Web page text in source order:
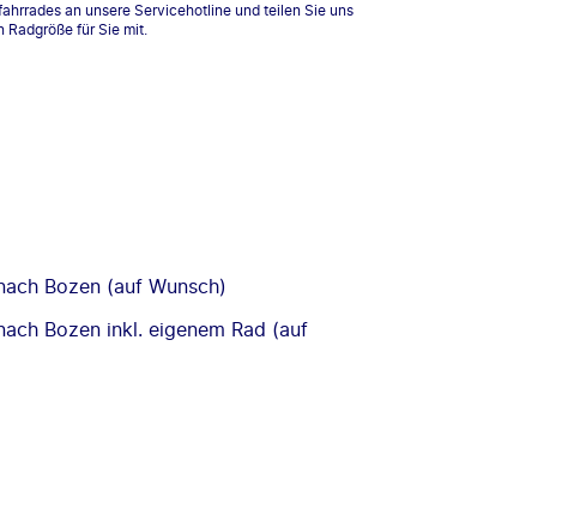
an unsere Servicehotline und teilen Sie uns
Radgröße für Sie mit.
Bozen (auf Wunsch)
Bozen inkl. eigenem Rad (auf